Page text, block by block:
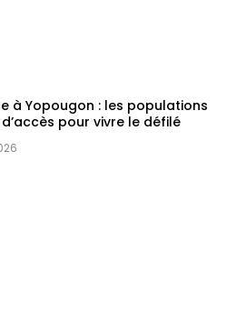
à Yopougon : les populations
pour vivre le défilé